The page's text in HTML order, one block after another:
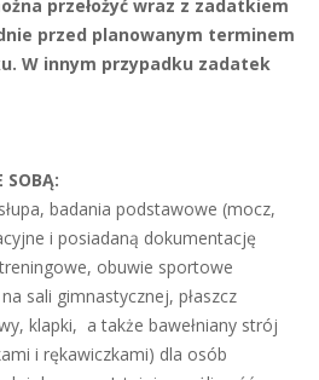
przełożyć wraz z zadatkiem
przed planowanym terminem
W innym przypadku zadatek
SOBĄ:
badania podstawowe (mocz,
i posiadaną dokumentację
obuwie sportowe
sali gimnastycznej, płaszcz
klapki, a także bawełniany strój
i rękawiczkami) dla osób